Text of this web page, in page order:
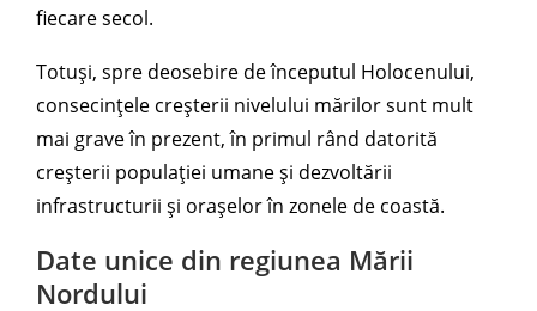
fiecare secol.
Totuși, spre deosebire de începutul Holocenului,
consecințele creșterii nivelului mărilor sunt mult
mai grave în prezent, în primul rând datorită
creșterii populației umane și dezvoltării
infrastructurii și orașelor în zonele de coastă.
Date unice din regiunea Mării
Nordului